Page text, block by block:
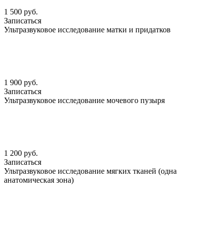
1 500 руб.
Записаться
Ультразвуковое исследование матки и придатков
1 900 руб.
Записаться
Ультразвуковое исследование мочевого пузыря
1 200 руб.
Записаться
Ультразвуковое исследование мягких тканей (одна
анатомическая зона)